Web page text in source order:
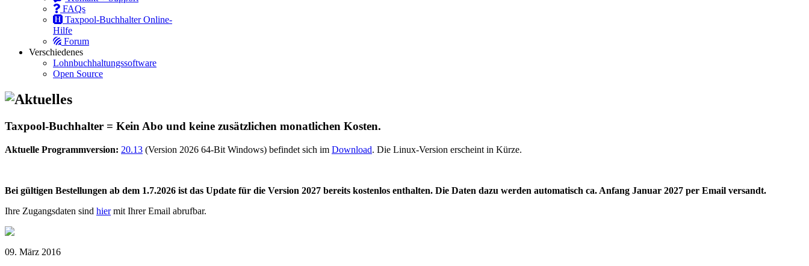
FAQs
Taxpool-Buchhalter Online-
Hilfe
Forum
Verschiedenes
Lohnbuchhaltungssoftware
Open Source
Aktuelles
Taxpool-Buchhalter = Kein Abo und keine zusätzlichen monatlichen Kosten.
Aktuelle Programmversion: 20.13 (Version 2026 64-Bit Windows) befindet sich im Download. Die Linux-Version erscheint in Kürze.
Bei gültigen Bestellungen ab dem 1.7.2026 ist das Update für die Version 2027 bereits kostenlos enthalten. Die Daten dazu werden automatisch ca. Anfang Januar 2027 per Email versandt.
Ihre Zugangsdaten sind hiermit Ihrer Email abrufbar.
09. März 2016